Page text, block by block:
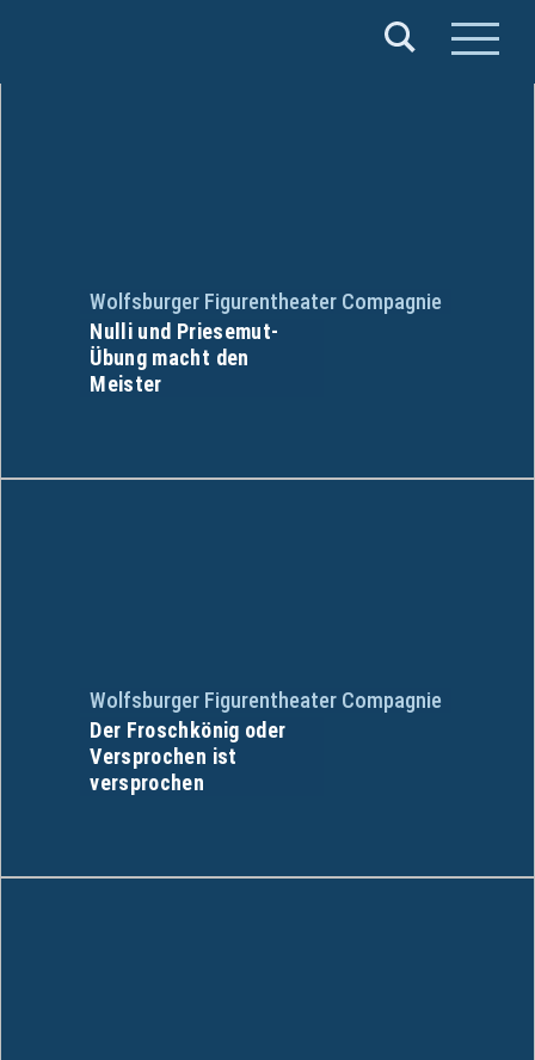
Wolfsburger Figurentheater Compagnie
Nulli und Priesemut-
Übung macht den
Meister
Wolfsburger Figurentheater Compagnie
Der Froschkönig oder
Versprochen ist
versprochen